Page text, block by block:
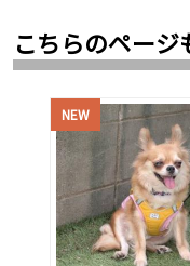
こちらのページ
NEW